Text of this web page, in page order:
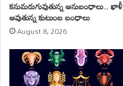
కనుమరుగువుతున్న అనుబంధాలు.. ఖాళీ
అవుతున్న కుటుంబ బంధాలు
August 8, 2026